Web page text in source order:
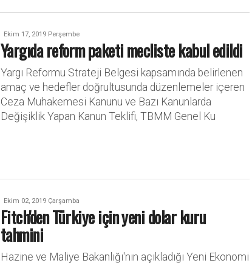
Ekim 17, 2019 Perşembe
Yargıda reform paketi mecliste kabul edildi
Yargı Reformu Strateji Belgesi kapsamında belirlenen
amaç ve hedefler doğrultusunda düzenlemeler içeren
Ceza Muhakemesi Kanunu ve Bazı Kanunlarda
Değişiklik Yapan Kanun Teklifi, TBMM Genel Ku
Ekim 02, 2019 Çarşamba
Fitch'den Türkiye için yeni dolar kuru
tahmini
Hazine ve Maliye Bakanlığı'nın açıkladığı Yeni Ekonomi